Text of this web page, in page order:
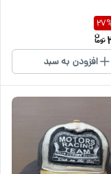
27
افزودن به سبد